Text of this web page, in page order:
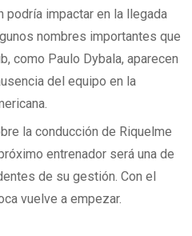
podría impactar en la llegada
nombres importantes que
como Paulo Dybala, aparecen
del equipo en la
la conducción de Riquelme
entrenador será una de
de su gestión. Con el
vuelve a empezar.